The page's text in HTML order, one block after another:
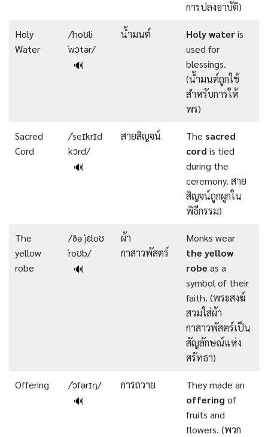
การปลงอาบัติ)
Holy
Water
/ˈhoʊli
ˈwɔtər/
🔊
น้ำมนต์ Holywateris
used for
blessings.
(น้ำมนต์ถูกใช้
สำหรับการให้
พร)
Sacred
Cord
/ˈseɪkrɪd
kɔrd/
🔊
สายสิญจน์ The sacred
cord is tied
during the
ceremony. สาย
สิญจน์ถูกผูกใน
พิธีกรรม)
The
yellow
robe
/ðə ˈjɛloʊ
ˈroʊb/
🔊
ผ้า
กาสาวพัสตร์
Monks wear
the yellow
robe as a
symbol of their
faith. (พระสงฆ์
สวมใส่ผ้า
กาสาวพัสตร์เป็น
สัญลักษณ์แห่ง
ศรัทธา)
Offering
/ˈɔfərɪŋ/
🔊
การถวาย
They made an
offering of
fruits and
flowers. (พวก